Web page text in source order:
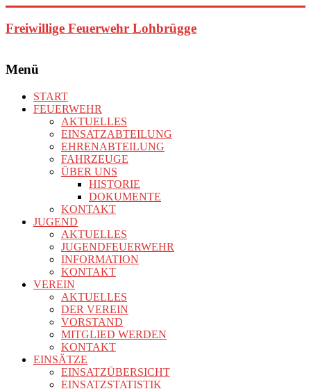
Inhalt
springen
Freiwillige Feuerwehr Lohbrügge
Menü
START
FEUERWEHR
AKTUELLES
EINSATZABTEILUNG
EHRENABTEILUNG
FAHRZEUGE
ÜBER UNS
HISTORIE
DOKUMENTE
KONTAKT
JUGEND
AKTUELLES
JUGENDFEUERWEHR
INFORMATION
KONTAKT
VEREIN
AKTUELLES
DER VEREIN
VORSTAND
MITGLIED WERDEN
KONTAKT
EINSÄTZE
EINSATZÜBERSICHT
EINSATZSTATISTIK